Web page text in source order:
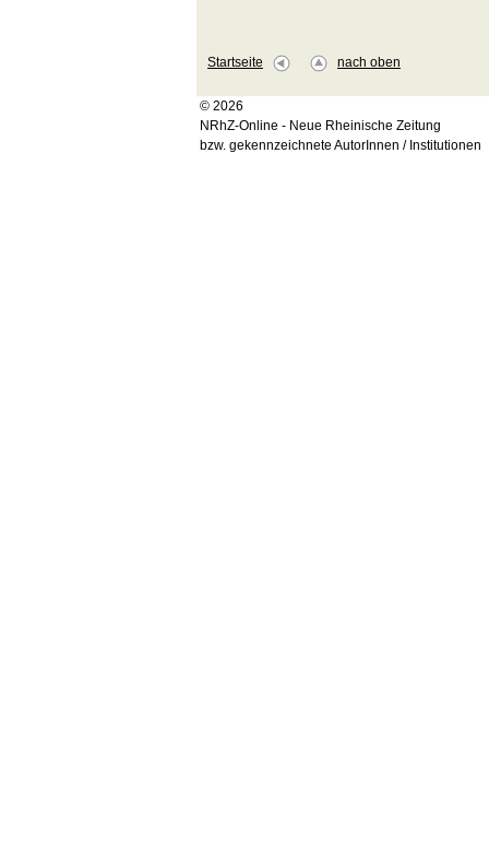
Startseite nach oben
© 2026
NRhZ-Online - Neue Rheinische Zeitung
bzw. gekennzeichnete AutorInnen / Institutionen